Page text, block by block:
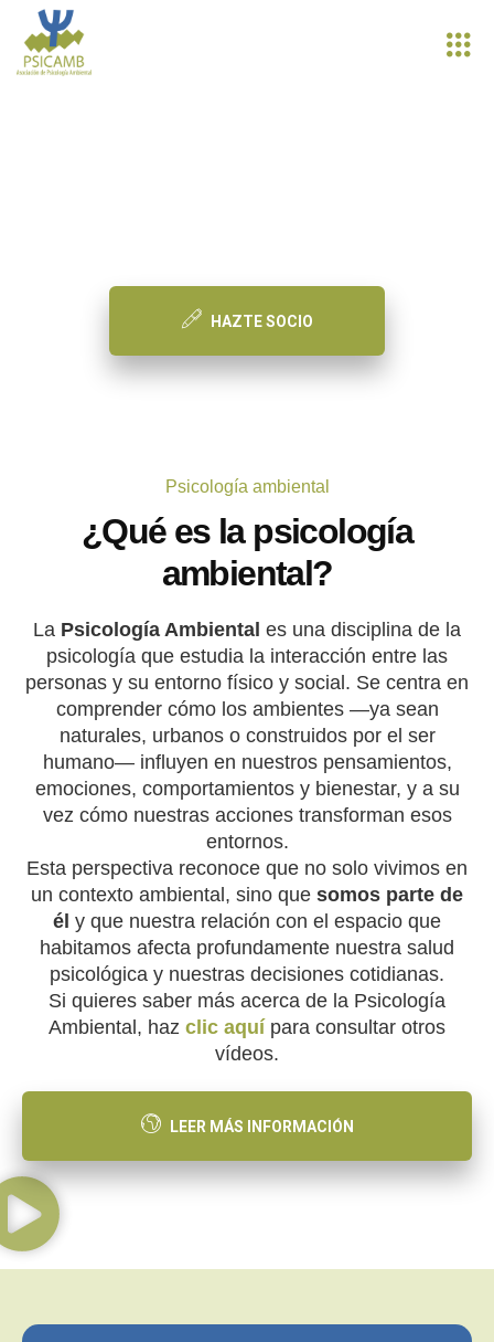
HAZTE SOCIO
Psicología ambiental
¿Qué es la psicología
ambiental?
La Psicología Ambiental es una disciplina de la
psicología que estudia la interacción entre las
personas y su entorno físico y social. Se centra en
comprender cómo los ambientes —ya sean
naturales, urbanos o construidos por el ser
humano— influyen en nuestros pensamientos,
emociones, comportamientos y bienestar, y a su
vez cómo nuestras acciones transforman esos
entornos.
Esta perspectiva reconoce que no solo vivimos en
un contexto ambiental, sino que somos parte de
él y que nuestra relación con el espacio que
habitamos afecta profundamente nuestra salud
psicológica y nuestras decisiones cotidianas.
Si quieres saber más acerca de la Psicología
Ambiental, haz clic aquí para consultar otros
vídeos.
LEER MÁS INFORMACIÓN